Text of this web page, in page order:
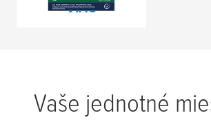
VIAC
Vaše jednotné